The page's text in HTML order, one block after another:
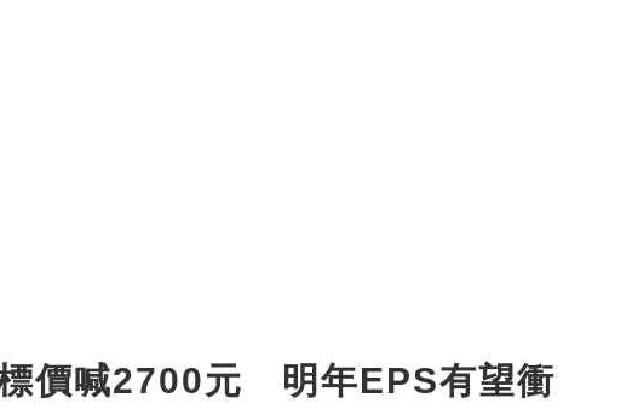
價喊2700元 明年EPS有望衝